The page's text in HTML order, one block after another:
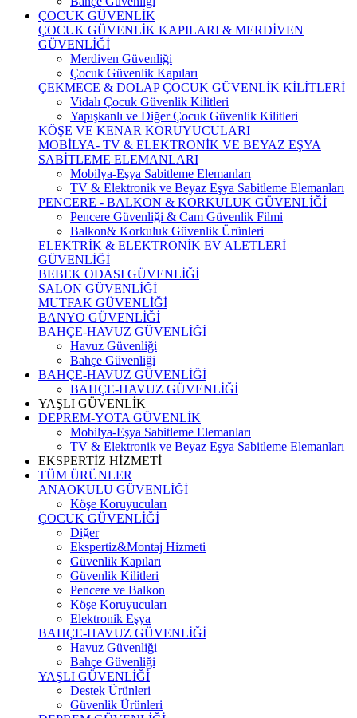
ÇOCUK GÜVENLİK
ÇOCUK GÜVENLİK KAPILARI & MERDİVEN
GÜVENLİĞİ
Merdiven Güvenliği
Çocuk Güvenlik Kapıları
ÇEKMECE & DOLAP ÇOCUK GÜVENLİK KİLİTLERİ
Vidalı Çocuk Güvenlik Kilitleri
Yapışkanlı ve Diğer Çocuk Güvenlik Kilitleri
KÖŞE VE KENAR KORUYUCULARI
MOBİLYA- TV & ELEKTRONİK VE BEYAZ EŞYA
SABİTLEME ELEMANLARI
Mobilya-Eşya Sabitleme Elemanları
TV & Elektronik ve Beyaz Eşya Sabitleme Elemanları
PENCERE - BALKON & KORKULUK GÜVENLİĞİ
Pencere Güvenliği & Cam Güvenlik Filmi
Balkon& Korkuluk Güvenlik Ürünleri
ELEKTRİK & ELEKTRONİK EV ALETLERİ
GÜVENLİĞİ
BEBEK ODASI GÜVENLİĞİ
SALON GÜVENLİĞİ
MUTFAK GÜVENLİĞİ
BANYO GÜVENLİĞİ
BAHÇE-HAVUZ GÜVENLİĞİ
Havuz Güvenliği
Bahçe Güvenliği
BAHÇE-HAVUZ GÜVENLİĞİ
BAHÇE-HAVUZ GÜVENLİĞİ
YAŞLI GÜVENLİK
DEPREM-YOTA GÜVENLİK
Mobilya-Eşya Sabitleme Elemanları
TV & Elektronik ve Beyaz Eşya Sabitleme Elemanları
EKSPERTİZ HİZMETİ
TÜM ÜRÜNLER
ANAOKULU GÜVENLİĞİ
Köşe Koruyucuları
ÇOCUK GÜVENLİĞİ
Diğer
Ekspertiz&Montaj Hizmeti
Güvenlik Kapıları
Güvenlik Kilitleri
Pencere ve Balkon
Köşe Koruyucuları
Elektronik Eşya
BAHÇE-HAVUZ GÜVENLİĞİ
Havuz Güvenliği
Bahçe Güvenliği
YAŞLI GÜVENLİĞİ
Destek Ürünleri
Güvenlik Ürünleri